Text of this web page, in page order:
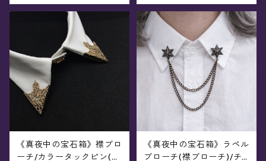
《真夜中の宝石箱》襟ブロ
ーチ/カラータックピン(2
《真夜中の宝石箱》ラペル
ブローチ(襟ブローチ)/チ